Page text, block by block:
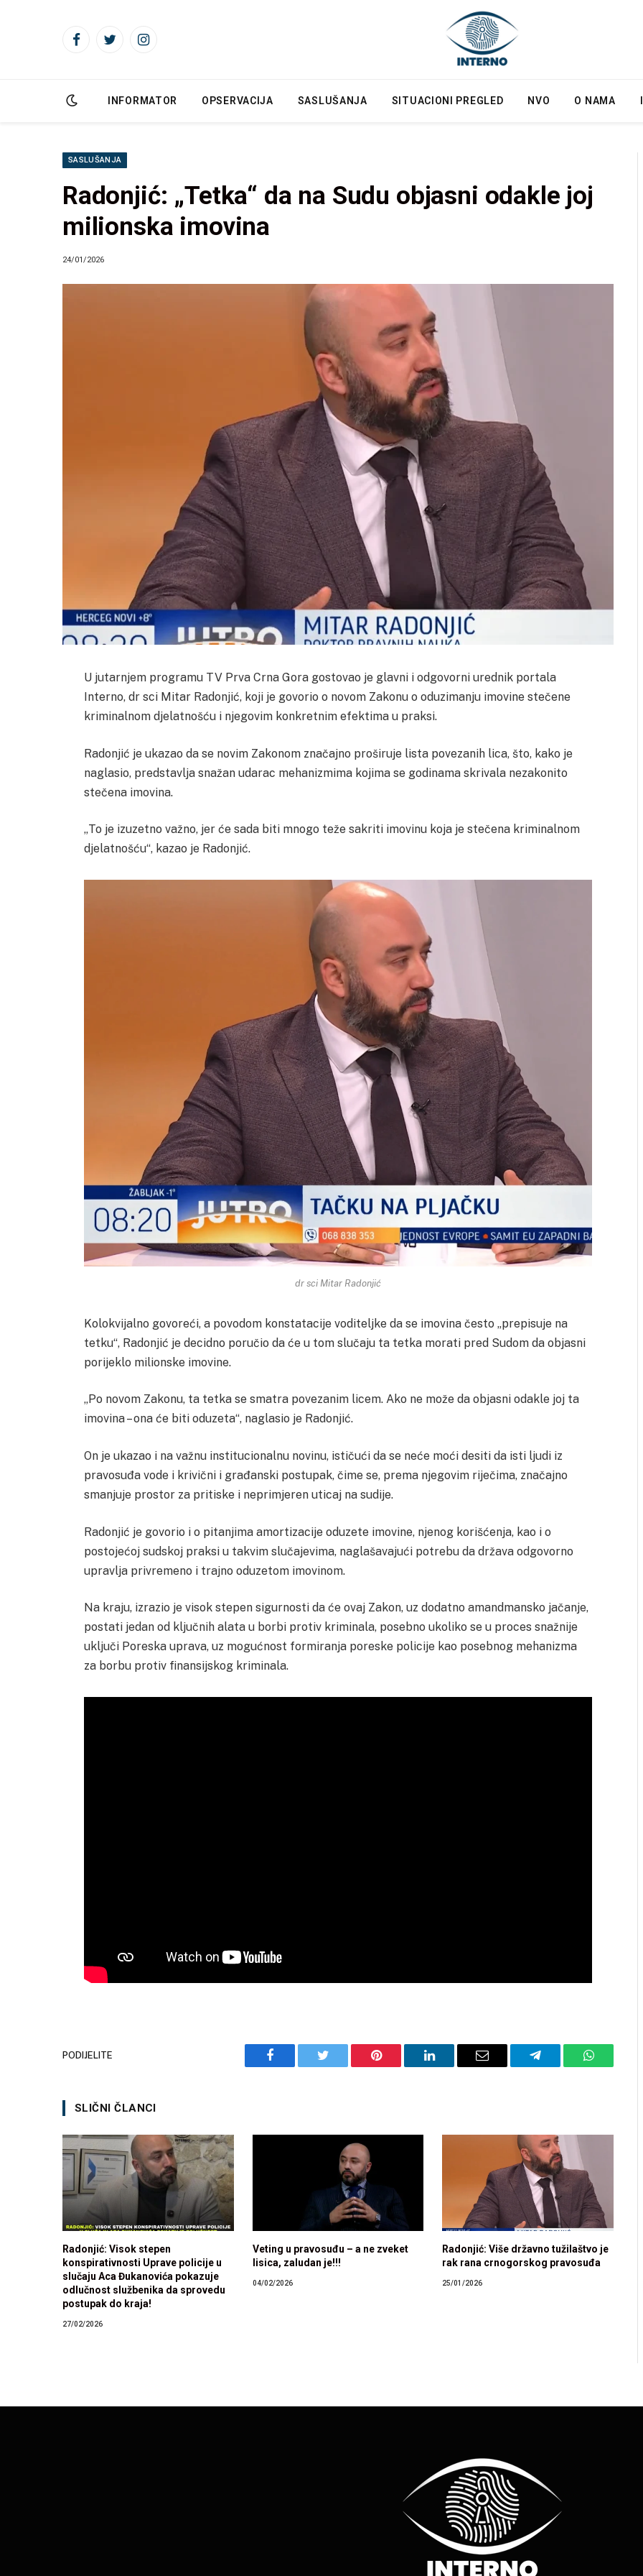
FacebookTwitterInstagram
INFORMATOR OPSERVACIJA SASLUŠANJA SITUACIONI PREGLED NVO O NAMA
SASLUŠANJA
Radonjić: „Tetka“ da na Sudu objasni odakle joj
milionska imovina
24/01/2026
U jutarnjem programu TV Prva Crna Gora gostovao je glavni i odgovorni urednik portala
Interno, dr sci Mitar Radonjić, koji je govorio o novom Zakonu o oduzimanju imovine stečene
kriminalnom djelatnošću i njegovim konkretnim efektima u praksi.
Radonjić je ukazao da se novim Zakonom značajno proširuje lista povezanih lica, što, kako je
naglasio, predstavlja snažan udarac mehanizmima kojima se godinama skrivala nezakonito
stečena imovina.
„To je izuzetno važno, jer će sada biti mnogo teže sakriti imovinu koja je stečena kriminalnom
djelatnošću“, kazao je Radonjić.
dr sci Mitar Radonjić
Kolokvijalno govoreći, a povodom konstatacije voditeljke da se imovina često „prepisuje na
tetku“, Radonjić je decidno poručio da će u tom slučaju ta tetka morati pred Sudom da objasni
porijeklo milionske imovine.
„Po novom Zakonu, ta tetka se smatra povezanim licem. Ako ne može da objasni odakle joj ta
imovina – ona će biti oduzeta“, naglasio je Radonjić.
On je ukazao i na važnu institucionalnu novinu, ističući da se neće moći desiti da isti ljudi iz
pravosuđa vode i krivični i građanski postupak, čime se, prema njegovim riječima, značajno
smanjuje prostor za pritiske i neprimjeren uticaj na sudije.
Radonjić je govorio i o pitanjima amortizacije oduzete imovine, njenog korišćenja, kao i o
postojećoj sudskoj praksi u takvim slučajevima, naglašavajući potrebu da država odgovorno
upravlja privremeno i trajno oduzetom imovinom.
Na kraju, izrazio je visok stepen sigurnosti da će ovaj Zakon, uz dodatno amandmansko jačanje,
postati jedan od ključnih alata u borbi protiv kriminala, posebno ukoliko se u proces snažnije
uključi Poreska uprava, uz mogućnost formiranja poreske policije kao posebnog mehanizma
za borbu protiv finansijskog kriminala.
PODIJELITE
Facebook Twitter Pinterest LinkedIn Email Telegram WhatsApp
SLIČNI ČLANCI
Radonjić: Visok stepen
konspirativnosti Uprave policije u
slučaju Aca Đukanovića pokazuje
odlučnost službenika da sprovedu
postupak do kraja!
27/02/2026
Veting u pravosuđu – a ne zveket
lisica, zaludan je!!!
04/02/2026
Radonjić: Više državno tužilaštvo je
rak rana crnogorskog pravosuđa
25/01/2026